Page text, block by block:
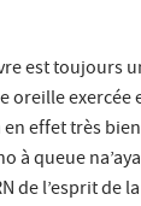
est toujours
oreille exercée
effet très
à queue
de l’esprit de